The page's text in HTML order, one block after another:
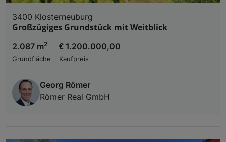
3400 Klosterneuburg
Großzügiges Grundstück mit Weitblick
2.087 m2
Grundfläche
€ 1.200.000,00
Kaufpreis
Georg Römer
Römer Real GmbH